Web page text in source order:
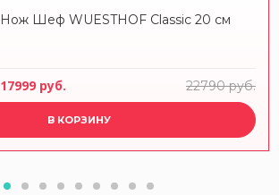
Нож Шеф WUESTHOF Classic 20 см
17999 руб. 22790 руб.
В КОРЗИНУ